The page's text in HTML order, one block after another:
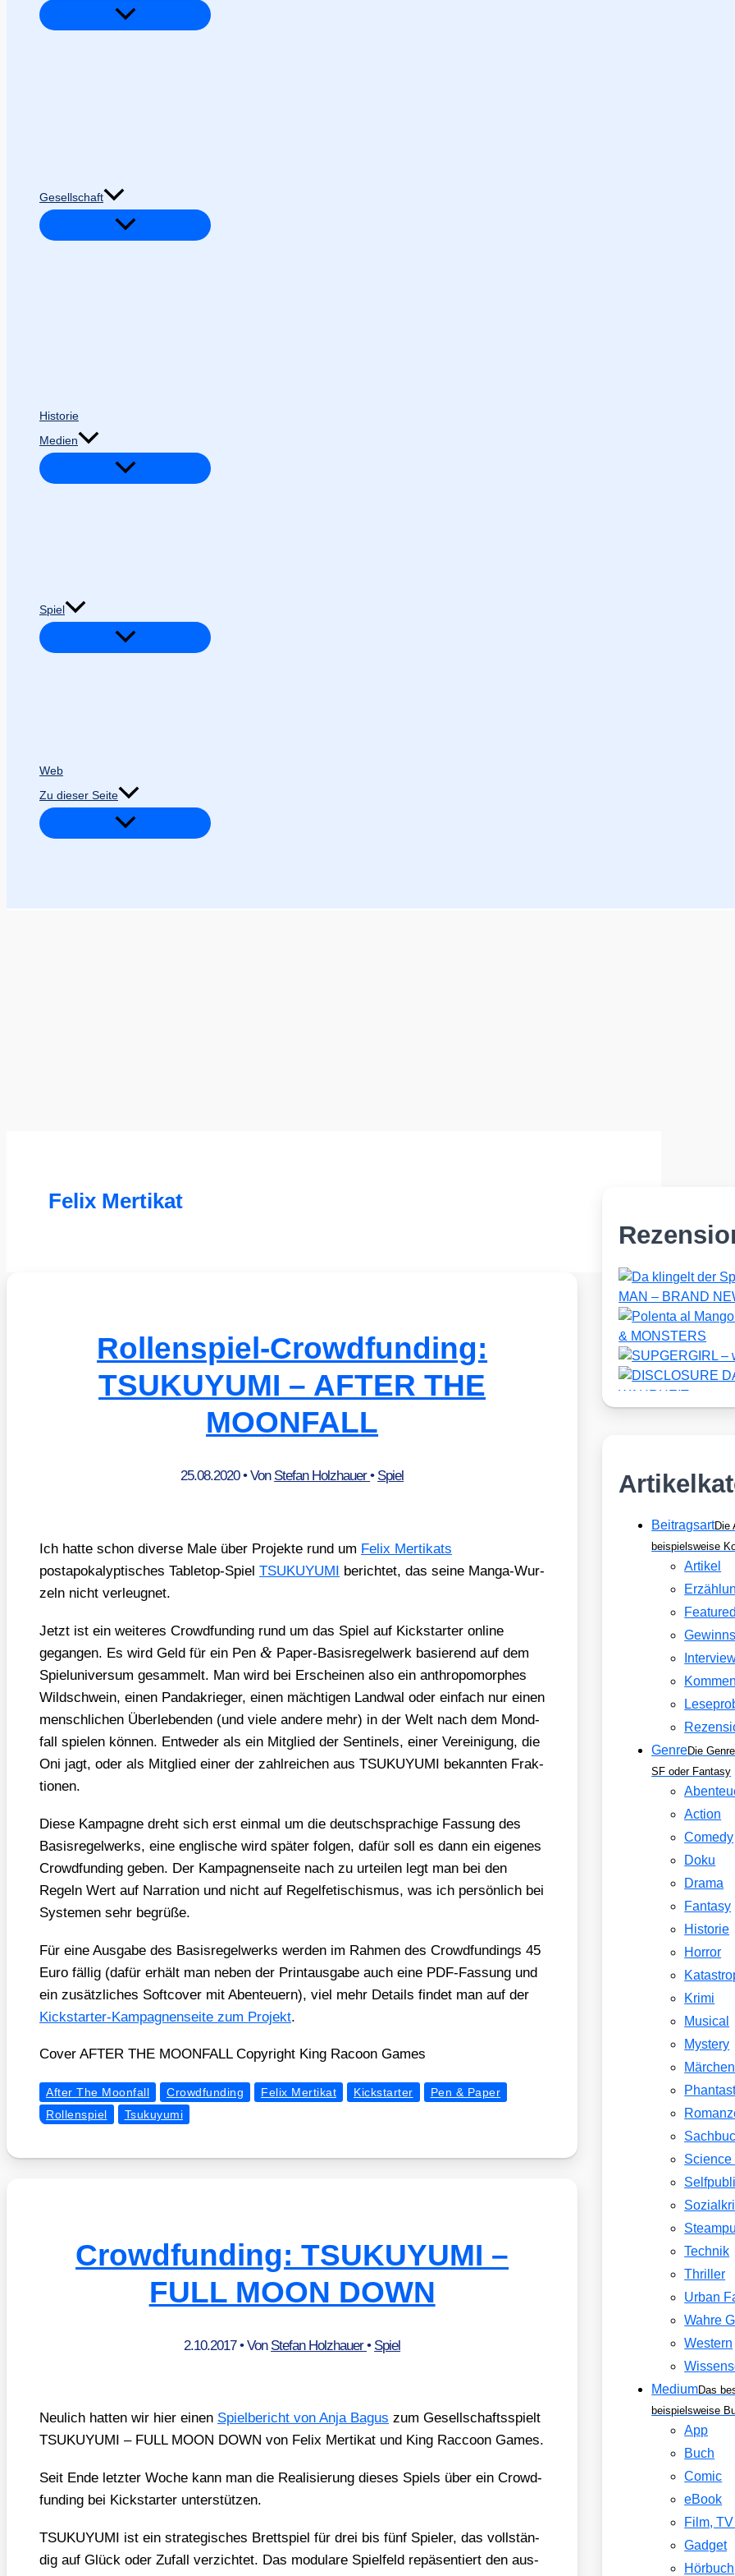
Gesellschaft
Historie
Medien
Spiel
Web
Zu dieser Seite
Felix Mertikat
Rollenspiel-Crowdfunding:
TSUKUYUMI – AFTER THE
MOONFALL
25.08.2020• Von Stefan Holzhauer• Spiel
Ich hat­te schon diver­se Male über Pro­jek­te rund um Felix Mer­ti­kats
post­apo­ka­lyp­ti­sches Table­top-Spiel TSUKUYUMI berich­tet, das sei­ne Man­ga-Wur­
zeln nicht ver­leug­net.
Jetzt ist ein wei­te­res Crowd­fun­ding rund um das Spiel auf Kick­star­ter online
gegan­gen. Es wird Geld für ein Pen & Paper-Basis­re­gel­werk basie­rend auf dem
Spiel­uni­ver­sum gesam­melt. Man wird bei Erschei­nen also ein anthro­po­mor­phes
Wild­schwein, einen Pan­da­krie­ger, einen mäch­ti­gen Land­wal oder ein­fach nur einen
mensch­li­chen Über­le­ben­den (und vie­le ande­re mehr) in der Welt nach dem Mond­
fall spie­len kön­nen. Ent­we­der als ein Mit­glied der Sen­ti­nels, einer Ver­ei­ni­gung, die
Oni jagt, oder als Mit­glied einer der zahl­rei­chen aus TSUKUYUMI bekann­ten Frak­
tio­nen.
Die­se Kam­pa­gne dreht sich erst ein­mal um die deutsch­spra­chi­ge Fas­sung des
Basis­re­gel­werks, eine eng­li­sche wird spä­ter fol­gen, dafür soll es dann ein eige­nes
Crowd­fun­ding geben. Der Kam­pa­gnen­sei­te nach zu urtei­len legt man bei den
Regeln Wert auf Nar­ra­ti­on und nicht auf Regel­fe­ti­schis­mus, was ich per­sön­lich bei
Sys­te­men sehr begrü­ße.
Für eine Aus­ga­be des Basis­re­gel­werks wer­den im Rah­men des Crowd­fun­dings 45
Euro fäl­lig (dafür erhält man neben der Print­aus­ga­be auch eine PDF-Fas­sung und
ein zusätz­li­ches Soft­co­ver mit Aben­teu­ern), viel mehr Details fin­det man auf der
Kick­star­ter-Kam­pa­gnen­sei­te zum Pro­jekt.
Cover AFTER THE MOONFALL Copy­right King Racoon Games
After The Moonfall Crowdfunding Felix Mertikat Kickstarter
Pen & Paper
Rollenspiel
Tsukuyumi
Crowdfunding: TSUKUYUMI –
FULL MOON DOWN
2.10.2017• Von Stefan Holzhauer• Spiel
Neu­lich hat­ten wir hier einen Spiel­be­richt von Anja Bagus zum Gesell­schafts­spielt
TSUKUYUMI – FULL MOON DOWN von Felix Mer­ti­kat und King Rac­coon Games.
Seit Ende letz­ter Woche kann man die Rea­li­sie­rung die­ses Spiels über ein Crowd­
fun­ding bei Kick­star­ter unter­stüt­zen.
TSUKUYUMI ist ein stra­te­gi­sches Brett­spiel für drei bis fünf Spie­ler, das voll­stän­
dig auf Glück oder Zufall ver­zich­tet. Das modu­la­re Spiel­feld repä­sen­tiert den aus­
BeitragsartDie
beispielsweise
Artikel
GenreDie
SF oder Fantasy
Action
Comedy
Doku
Drama
Fantasy
Historie
Horror
Krimi
Musical
Mystery
Märchen
Science
Technik
Thriller
Urban
Wahre
Western
MediumDas
beispielsweise
App
Buch
Comic
eBook
Film,
Gadget
Hörbuch